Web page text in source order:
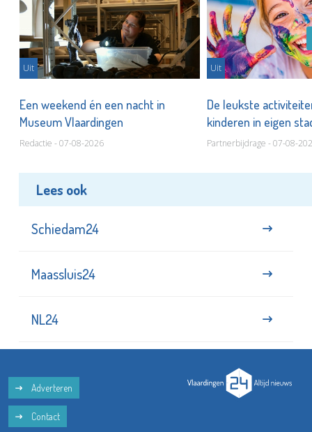
Uit
Een weekend én een nacht in
Museum Vlaardingen
Redactie - 07-08-2026
Uit
De leukste
kinderen in eigen
Partnerbijdrage - 07-08-
Lees ook
Schiedam24
Maassluis24
NL24
Adverteren
Contact